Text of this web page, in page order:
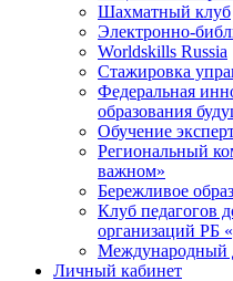
Шахматный клуб
Электронно-
Worldskills Russia
Стажировка
Федеральная
образования
Обучение
Региональный
важном»
Бережливое
Клуб педагогов
организаций
Международный
Личный кабинет